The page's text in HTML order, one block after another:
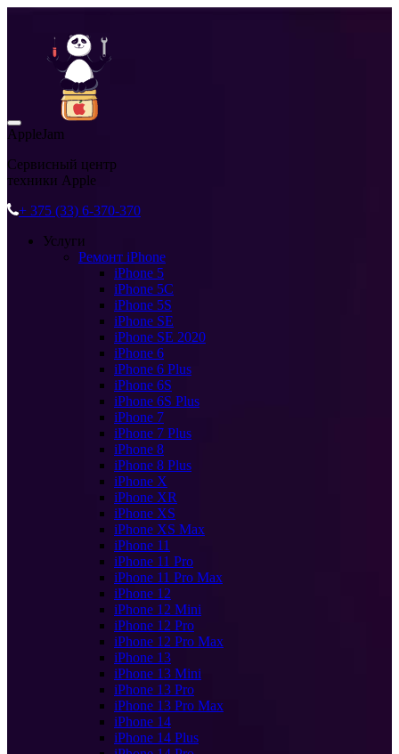
AppleJam
Сервисный центр
техники Apple
+ 375 (33) 6-370-370
Услуги
Ремонт iPhone
iPhone 5
iPhone 5C
iPhone 5S
iPhone SE
iPhone SE 2020
iPhone 6
iPhone 6 Plus
iPhone 6S
iPhone 6S Plus
iPhone 7
iPhone 7 Plus
iPhone 8
iPhone 8 Plus
iPhone X
iPhone XR
iPhone XS
iPhone XS Max
iPhone 11
iPhone 11 Pro
iPhone 11 Pro Max
iPhone 12
iPhone 12 Mini
iPhone 12 Pro
iPhone 12 Pro Max
iPhone 13
iPhone 13 Mini
iPhone 13 Pro
iPhone 13 Pro Max
iPhone 14
iPhone 14 Plus